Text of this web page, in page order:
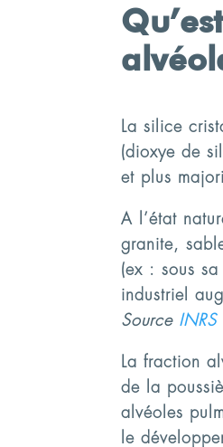
La silice
(dioxye de
et plus
A l’état
granite,
(ex : sous
industriel
Source INRS
La fraction
de la
alvéoles
le